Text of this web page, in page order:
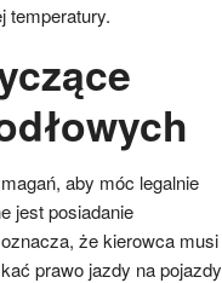
temperatury.
aby móc legalnie
jest posiadanie
że kierowca musi
prawo jazdy na pojazdy